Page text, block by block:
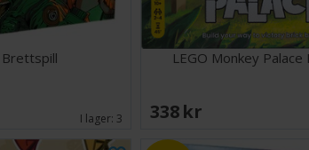
Brettspill
I lager: 3
LEGO Monkey Palace
338 SEK